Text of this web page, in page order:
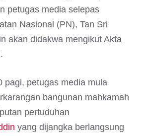
petugas media selepas
Nasional (PN), Tan Sri
akan didakwa mengikut Akta
pagi, petugas media mula
bangunan mahkamah
pertuduhan
yang dijangka berlangsung